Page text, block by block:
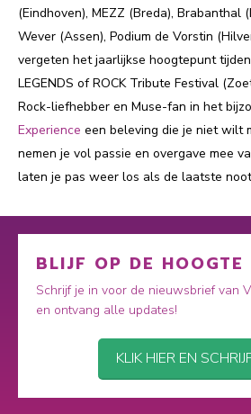
(Eindhoven), MEZZ (Breda), Brabanthal
Wever (Assen), Podium de Vorstin
vergeten het jaarlijkse hoogtepunt
LEGENDS of ROCK Tribute Festival
Rock-liefhebber en Muse-fan in het
Experience een beleving die je niet wilt
nemen je vol passie en overgave mee
laten je pas weer los als de laatste
BLIJF OP DE HOOGTE
Schrijf je in voor de nieuwsbrief van
en ontvang alle updates!
KLIK HIER EN